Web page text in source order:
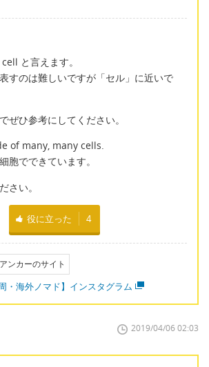
と言えます。
すのは難しいですが「セル」に近いで
ぜひ参考にしてください。
of many, many cells.
胞でできています。
さい。
役に立った 4
ンカーのサイト
・海外ノマド】インスタグラム
2019/04/06 02:03